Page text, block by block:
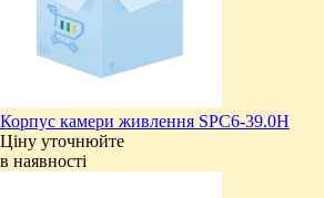
Корпус камери живлення SPC6-39.0Н
Ціну уточнюйте
в наявності